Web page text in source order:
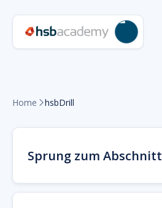
Home hsbDrill
Sprung zum Abschnitt